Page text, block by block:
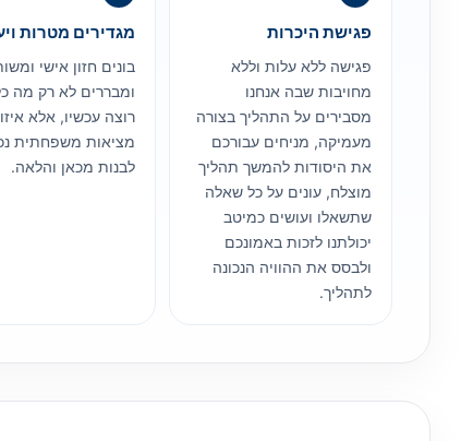
פגישת היכרות
פגישה ללא עלות וללא
מחויבות שבה אנחנו
מסבירים על התהליך בצורה
מעמיקה, מניחים עבורכם
את היסודות להמשך תהליך
מוצלח, עונים על כל שאלה
שתשאלו ועושים כמיטב
יכולתנו לזכות באמונכם
ולבסס את ההוויה הנכונה
לתהליך.
מגדירים מטרות
בונים חזון אישי
ומבררים לא רק מה
רוצה עכשיו, אלא איזו
מציאות משפחתית
לבנות מכאן והלאה.